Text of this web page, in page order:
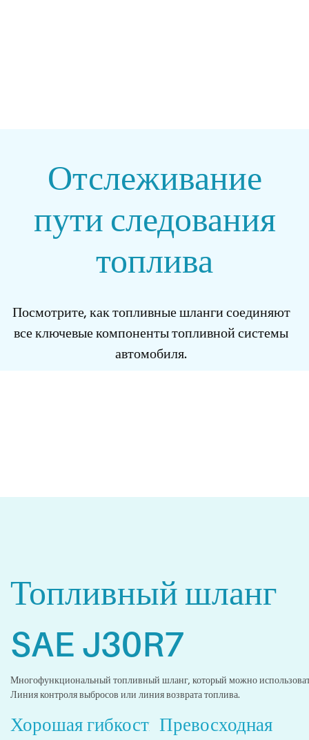
Отслеживание
пути следования
топлива
Посмотрите, как топливные шланги соединяют
все ключевые компоненты топливной системы
автомобиля.
Топливныйшланг
SAE J30R7
Многофункциональный топливный шланг, который можно
Линия контроля выбросов или линия возврата топлива.
Хорошая гибкость Превосходная